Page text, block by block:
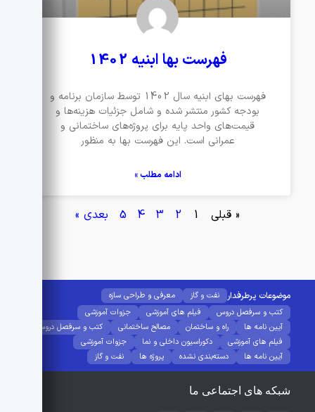
فهرست بها ابنیه 1402
فهرست بهای ابنیه سال 1402 توسط سازمان برنامه و
بودجه کشور منتشر شده و شامل جزئیات هزینه‌ها و
قیمت‌های واحد پایه برای پروژه‌های ساختمانی و
عمرانی است. این فهرست بها به منظور
ادامه مطلب »
« قبلی بعدی »
موضوعات پرطرفدار نفت و گاز
معرفی و طراحی سازه
کتب و سرفصل دروس
فیلم های آموزشی
جزوات آموزشی
آیین نامه ها
راه و ساختمان مصالح ساختمانی
کتب و سرفصل دروس
فیلم های آموزشی
دکوراسیون داخلی و نما
جزوات آموزشی
آیین نامه ها
دسته‌بندی نشده پروژه ها نفت و گاز
شبکه های اجتماعی ما